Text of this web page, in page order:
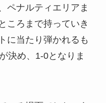
ペナルティエリアま
ころまで持っていき
に当たり弾かれるも
決め、1-0となりま